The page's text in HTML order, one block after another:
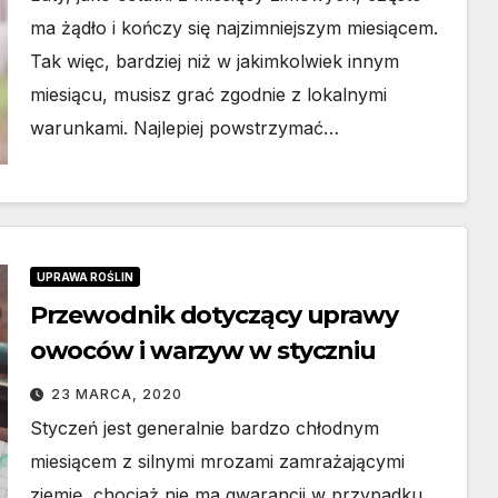
ma żądło i kończy się najzimniejszym miesiącem.
Tak więc, bardziej niż w jakimkolwiek innym
miesiącu, musisz grać zgodnie z lokalnymi
warunkami. Najlepiej powstrzymać…
UPRAWA ROŚLIN
Przewodnik dotyczący uprawy
owoców i warzyw w styczniu
23 MARCA, 2020
Styczeń jest generalnie bardzo chłodnym
miesiącem z silnymi mrozami zamrażającymi
– co
producent
Rolety
vs
podstawowe
konstrukcyjne
funkcjonalne
15 LUTEGO, 2026